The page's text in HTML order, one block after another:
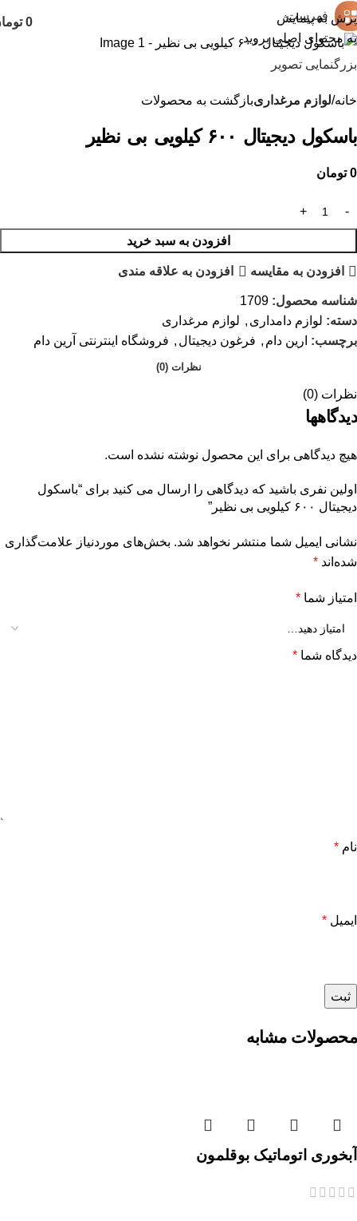
پرش به پیمایش
به محتوای اصلی بروید
فهرست 0
بزرگنمایی تصویر
خانه لوازم مرغداریبازگشت به محصولات
باسکول دیجیتال ۶۰۰ کیلویی بی نظیر
0 تومان
افزودن به سبد خرید
افزودن به مقایسه افزودن به علاقه مندی
شناسه محصول: 1709
دسته: لوازم دامداری , لوازم مرغداری
برچسب: ارین دام , فرغون دیجیتال , فروشگاه اینترنتی آرین دام
نظرات (0)
نظرات (0)
دیدگاهها
هیچ دیدگاهی برای این محصول نوشته نشده است.
اولین نفری باشید که دیدگاهی را ارسال می کنید برای “باسکول
دیجیتال ۶۰۰ کیلویی بی نظیر”
نشانی ایمیل شما منتشر نخواهد شد. بخش‌های موردنیاز علامت‌گذاری
شده‌اند *
امتیاز شما *
دیدگاه شما *
نام *
ایمیل *
محصولات مشابه
آبخوری اتوماتیک بوقلمون